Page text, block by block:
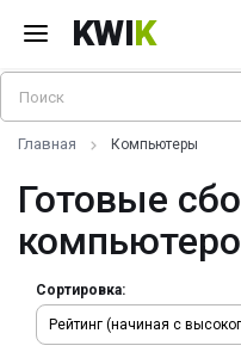
KWIK
Главная Компьютеры
Готовые
Сортировка: